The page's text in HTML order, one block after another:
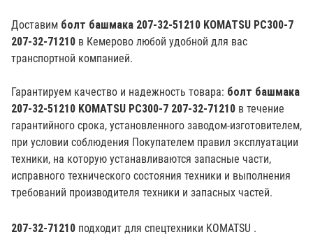
Доставим болт башмака 207-32-51210 KOMATSU PC300-7
207-32-71210 в Кемерово любой удобной для вас
транспортной компанией.
Гарантируем качество и надежность товара: болт башмака
207-32-51210 KOMATSU PC300-7 207-32-71210 в течение
гарантийного срока, установленного заводом-изготовителем,
при условии соблюдения Покупателем правил эксплуатации
техники, на которую устанавливаются запасные части,
исправного технического состояния техники и выполнения
требований производителя техники и запасных частей.
207-32-71210 подходит для спецтехники KOMATSU .